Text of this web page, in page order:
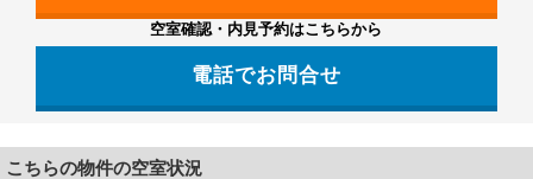
空室確認・内見予約はこちらから
電話でお問合せ
こちらの物件の空室状況